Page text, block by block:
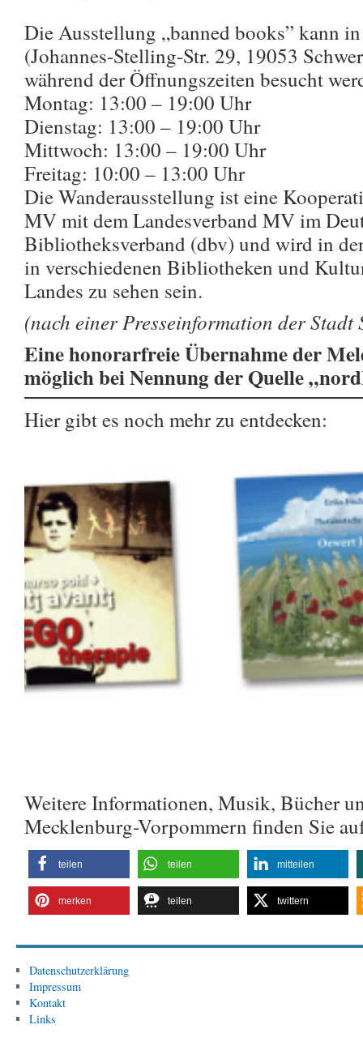
Die Ausstellung „banned books” kann
(Johannes-Stelling-Str. 29, 19053
während der Öffnungszeiten besucht
Montag: 13:00 – 19:00 Uhr
Dienstag: 13:00 – 19:00 Uhr
Mittwoch: 13:00 – 19:00 Uhr
Freitag: 10:00 – 13:00 Uhr
Die Wanderausstellung ist eine
MV mit dem Landesverband MV im
Bibliotheksverband (dbv) und wird in
in verschiedenen Bibliotheken und
Landes zu sehen sein.
(nach einer Presseinformation der Stadt
Eine honorarfreie Übernahme der
möglich bei Nennung der Quelle
Hier gibt es noch mehr zu entdecken:
Weitere Informationen, Musik, Bücher
Mecklenburg-Vorpommern finden Sie
teilen teilen mitteilen
merken teilen twittern
Datenschutzerklärung
Impressum
Kontakt
Links